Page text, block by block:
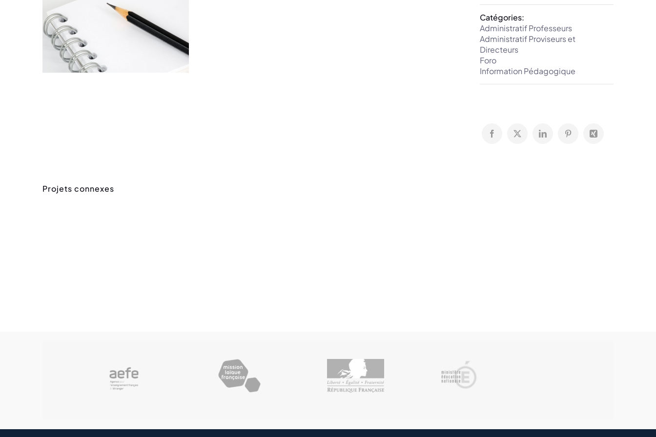
Catégories:
Administratif Professeurs
Administratif Proviseurs et
Directeurs
Foro
Information Pédagogique
Facebook
X LinkedInPinterestXing
Projets connexes